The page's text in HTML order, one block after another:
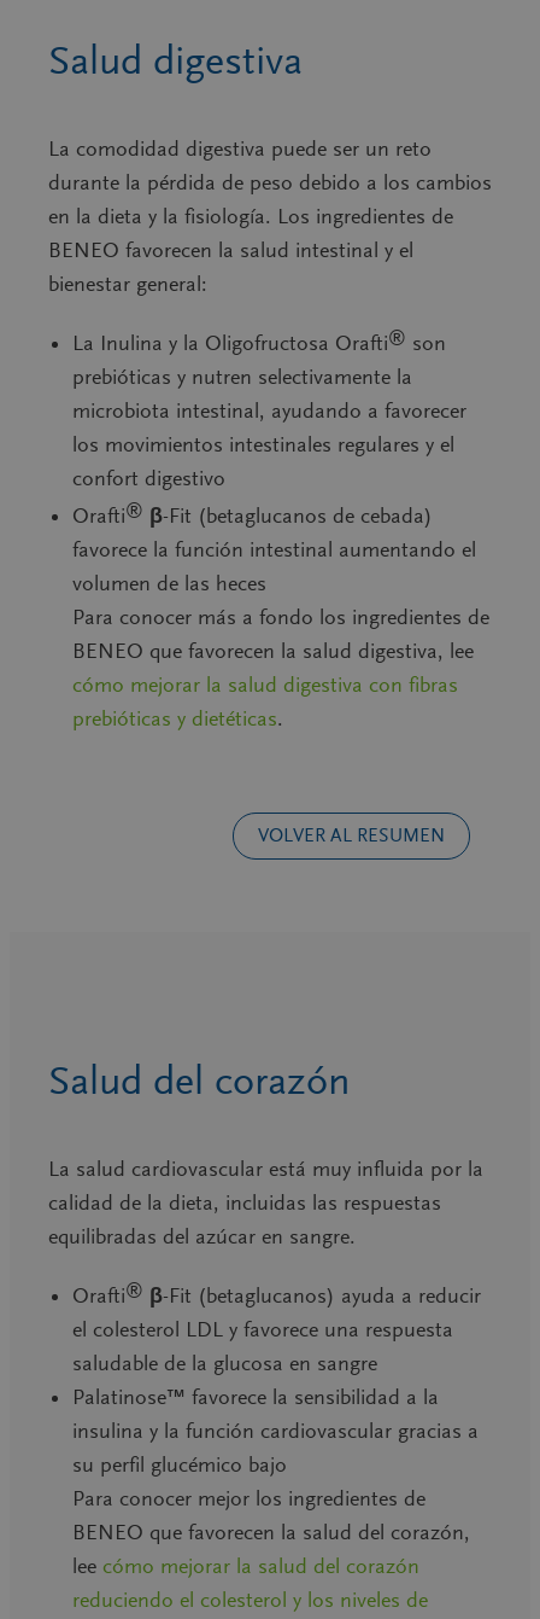
Salud digestiva
La comodidad digestiva puede ser un reto
durante la pérdida de peso debido a los cambios
en la dieta y la fisiología. Los ingredientes de
BENEO favorecen la salud intestinal y el
bienestar general:
La Inulina y la Oligofructosa Orafti® son
prebióticas y nutren selectivamente la
microbiota intestinal, ayudando a favorecer
los movimientos intestinales regulares y el
confort digestivo
Orafti® β-Fit (betaglucanos de cebada)
favorece la función intestinal aumentando el
volumen de las heces
Para conocer más a fondo los ingredientes de
BENEO que favorecen la salud digestiva, lee
cómo mejorar la salud digestiva con fibras
prebióticas y dietéticas.
VOLVER AL RESUMEN
Salud del corazón
La salud cardiovascular está muy influida por la
calidad de la dieta, incluidas las respuestas
equilibradas del azúcar en sangre.
Orafti® β-Fit (betaglucanos) ayuda a reducir
el colesterol LDL y favorece una respuesta
saludable de la glucosa en sangre
Palatinose™ favorece la sensibilidad a la
insulina y la función cardiovascular gracias a
su perfil glucémico bajo
Para conocer mejor los ingredientes de
BENEO que favorecen la salud del corazón,
lee cómo mejorar la salud del corazón
reduciendo el colesterol y los niveles de